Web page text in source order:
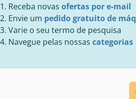
Receba novas ofertas por e-mail
Envie um pedido gratuito de
Varie o seu termo de pesquisa
Navegue pelas nossas categorias